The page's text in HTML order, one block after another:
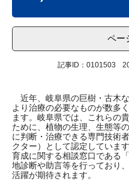
ペー
記事ID：0101503
近年、岐阜県の巨樹・古木
より治療の必要なものが数多
ます。岐阜県では、これらの
ために、植物の生理、生態等
に判断・治療できる専門技術
クター）として認定していま
育成に関する相談窓口である
地診断や助言等を行っており
活躍が期待されます。